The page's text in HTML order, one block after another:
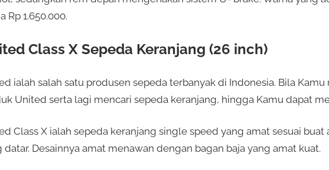
Rp 1.650.000.
Class X Sepeda Keranjang (26 inch)
ialah salah satu produsen sepeda terbanyak di Indonesia. Bila
United serta lagi mencari sepeda keranjang, hingga Kamu dapat
Class X ialah sepeda keranjang single speed yang amat sesuai buat
datar. Desainnya amat menawan dengan bagan baja yang amat kuat.